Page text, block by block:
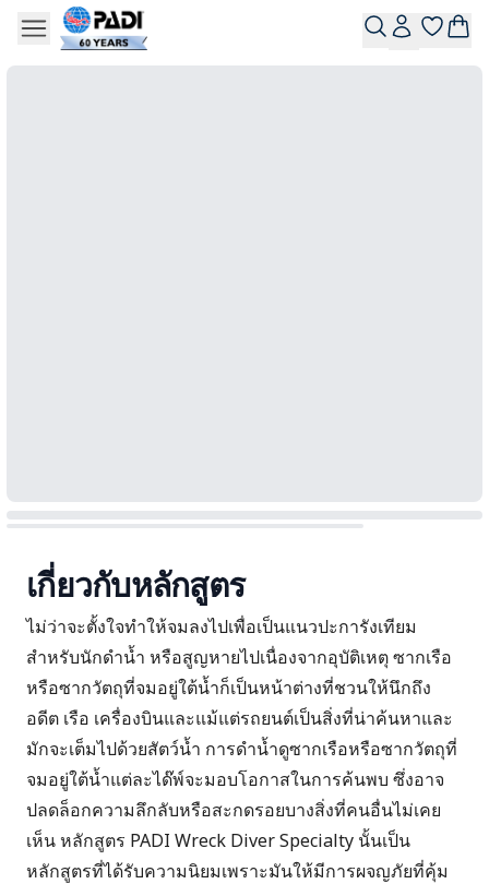
เกี่ยวกับหลักสูตร
ไม่ว่าจะตั้งใจทำให้จมลงไปเพื่อเป็นแนวปะการังเทียม
สำหรับนักดำน้ำ หรือสูญหายไปเนื่องจากอุบัติเหตุ ซากเรือ
หรือซากวัตถุที่จมอยู่ใต้น้ำก็เป็นหน้าต่างที่ชวนให้นึกถึง
อดีต เรือ เครื่องบินและแม้แต่รถยนต์เป็นสิ่งที่น่าค้นหาและ
มักจะเต็มไปด้วยสัตว์น้ำ การดำน้ำดูซากเรือหรือซากวัตถุที่
จมอยู่ใต้น้ำแต่ละได๊พ์จะมอบโอกาสในการค้นพบ ซึ่งอาจ
ปลดล็อกความลึกลับหรือสะกดรอยบางสิ่งที่คนอื่นไม่เคย
เห็น หลักสูตร PADI Wreck Diver Specialty นั้นเป็น
หลักสูตรที่ได้รับความนิยมเพราะมันให้มีการผจญภัยที่คุ้ม